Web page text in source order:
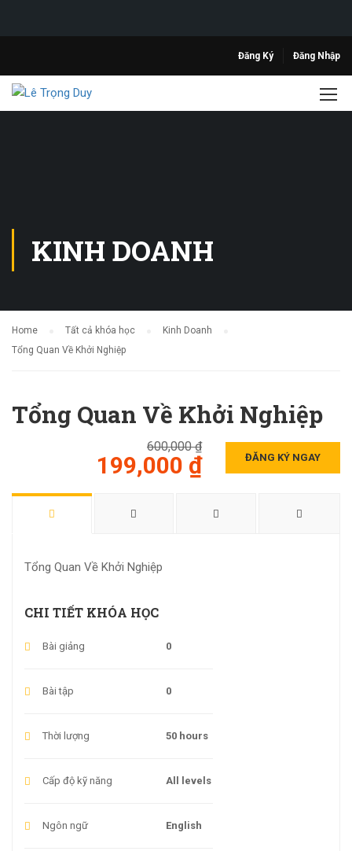
Đăng Ký Đăng Nhập
KINH DOANH
Home Tất cả khóa học
Kinh Doanh
Tổng Quan Về Khởi Nghiệp
Tổng Quan Về Khởi Nghiệp
600,000 ₫
199,000 ₫ ĐĂNG KÝ NGAY
Tổng Quan Về Khởi Nghiệp
CHI TIẾT KHÓA HỌC
Bài giảng 0
Bài tập 0
Thời lượng 50 hours
Cấp độ kỹ năng All levels
Ngôn ngữ English